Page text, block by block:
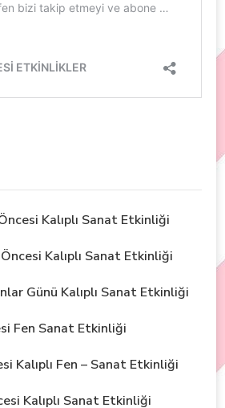
Kalıplı Sanat Etkinliği
Kalıplı Sanat Etkinliği
Günü Kalıplı Sanat Etkinliği
Fen Sanat Etkinliği
Kalıplı Fen – Sanat Etkinliği
Kalıplı Sanat Etkinliği